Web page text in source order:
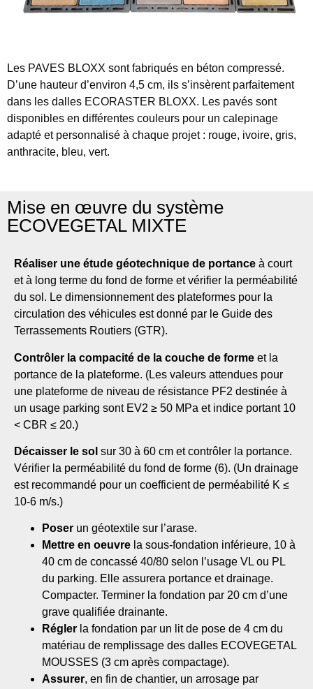
Les PAVES BLOXX sont fabriqués en béton compressé.
D’une hauteur d’environ 4,5 cm, ils s’insèrent parfaitement
dans les dalles ECORASTER BLOXX. Les pavés sont
disponibles en différentes couleurs pour un calepinage
adapté et personnalisé à chaque projet : rouge, ivoire, gris,
anthracite, bleu, vert.
Mise en œuvre du système
ECOVEGETAL MIXTE
Réaliser une étude géotechnique de portance à court
et à long terme du fond de forme et vérifier la perméabilité
du sol. Le dimensionnement des plateformes pour la
circulation des véhicules est donné par le Guide des
Terrassements Routiers (GTR).
Contrôler la compacité de la couche de forme et la
portance de la plateforme. (Les valeurs attendues pour
une plateforme de niveau de résistance PF2 destinée à
un usage parking sont EV2 ≥ 50 MPa et indice portant 10
< CBR ≤ 20.)
Décaisser le sol sur 30 à 60 cm et contrôler la portance.
Vérifier la perméabilité du fond de forme (6). (Un drainage
est recommandé pour un coefficient de perméabilité K ≤
10-6 m/s.)
Poser un géotextile sur l’arase.
Mettre en oeuvre la sous-fondation inférieure, 10 à
40 cm de concassé 40/80 selon l’usage VL ou PL
du parking. Elle assurera portance et drainage.
Compacter. Terminer la fondation par 20 cm d’une
grave qualifiée drainante.
Régler la fondation par un lit de pose de 4 cm du
matériau de remplissage des dalles ECOVEGETAL
MOUSSES (3 cm après compactage).
Assurer, en fin de chantier, un arrosage par